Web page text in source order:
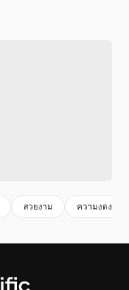
สวยงาม ความงดงาม